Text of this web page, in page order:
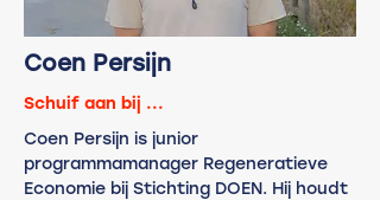
Coen Persijn
Schuif aan bij ...
Coen Persijn is junior
programmamanager Regeneratieve
Economie bij Stichting DOEN. Hij houdt